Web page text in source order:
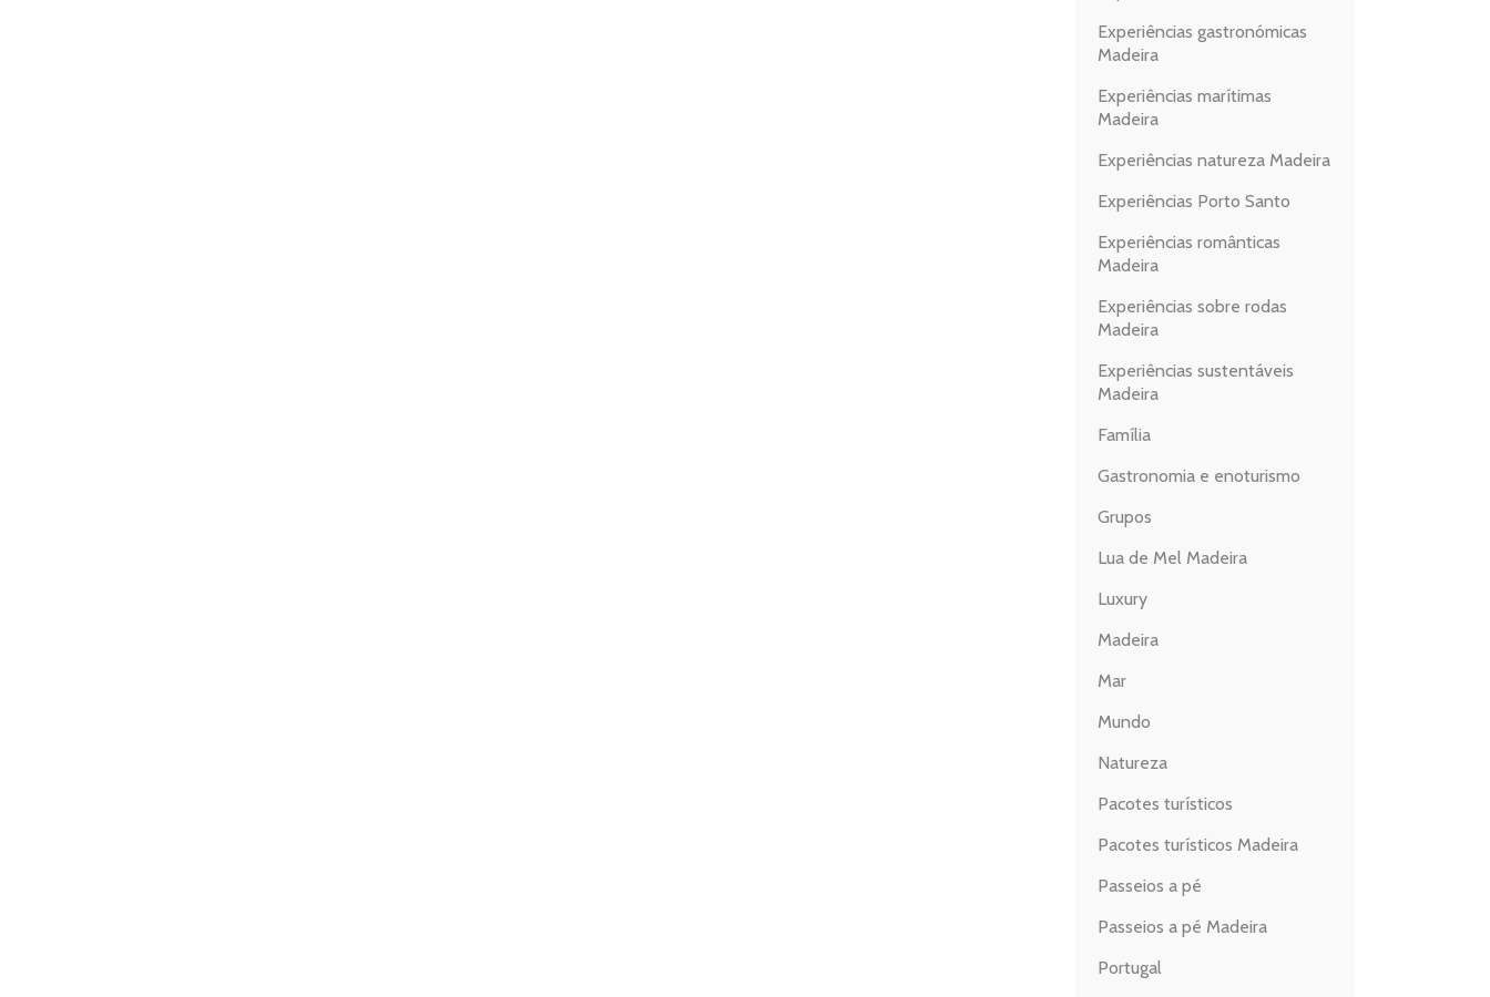
Experiências gastronómicas
Madeira
Experiências marítimas
Madeira
Experiências natureza Madeira
Experiências Porto Santo
Experiências românticas
Madeira
Experiências sobre rodas
Madeira
Experiências sustentáveis
Madeira
Família
Gastronomia e enoturismo
Grupos
Lua de Mel Madeira
Luxury
Madeira
Mar
Mundo
Natureza
Pacotes turísticos
Pacotes turísticos Madeira
Passeios a pé
Passeios a pé Madeira
Portugal